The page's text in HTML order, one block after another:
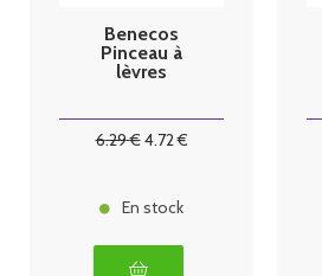
Benecos
Pinceau à
lèvres
6.29€4.72€
En stock